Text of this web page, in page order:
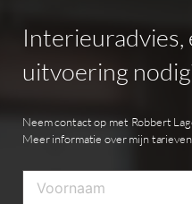
Interieuradvies,
uitvoering
Neem contact op met Robbert
Meer informatie over mijn